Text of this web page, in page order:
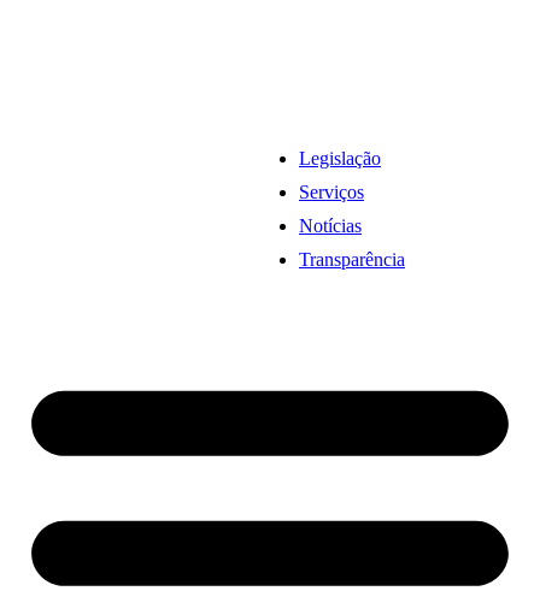
Legislação
Serviços
Notícias
Transparência